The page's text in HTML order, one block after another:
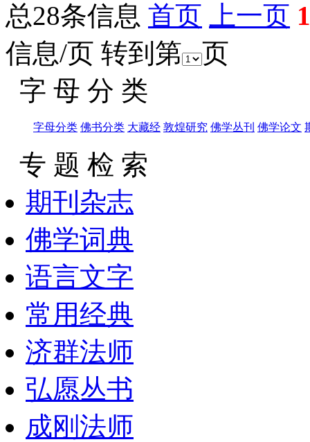
总28条信息 首页 上一页 1
信息/页 转到第
页
字 母 分 类
字母分类 佛书分类 大藏经 敦煌研究 佛学丛刊 佛学论文
专 题 检 索
期刊杂志
佛学词典
语言文字
常用经典
济群法师
弘愿丛书
成刚法师